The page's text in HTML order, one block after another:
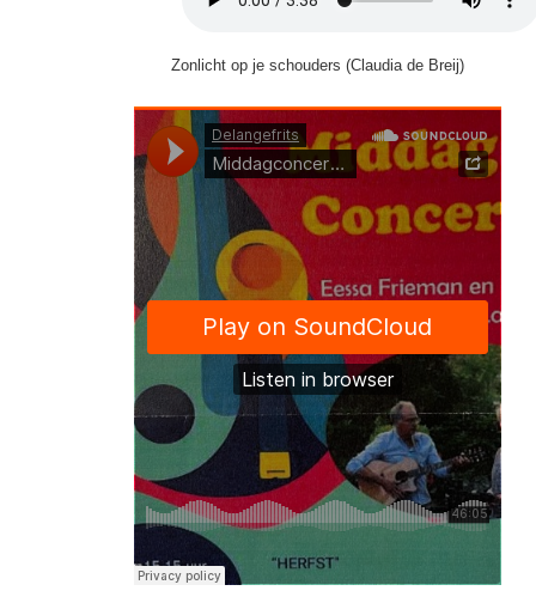
Zonlicht op je schouders (Claudia de Breij)